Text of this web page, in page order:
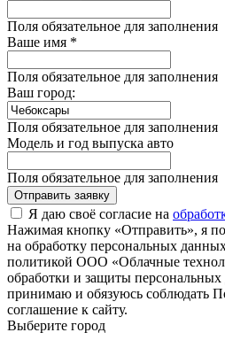
Поля обязательное для заполнения
Ваше имя *
Поля обязательное для заполнения
Ваш город:
Поля обязательное для заполнения
Модель и год выпуска авто
Поля обязательное для заполнения
Отправить заявку
Я даю своё согласие на
Нажимая кнопку «Отправить», я
на обработку персональных
политикой ООО «Облачные
обработки и защиты
принимаю и обязуюсь соблюдать
соглашение к сайту.
Выберите город